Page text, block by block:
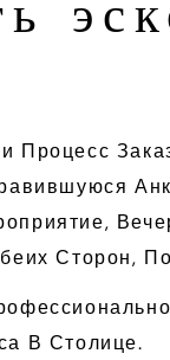
Процесс
Сторон,
В Столице.